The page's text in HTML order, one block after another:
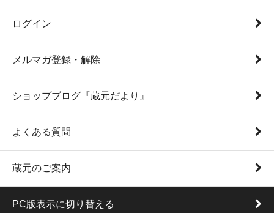
ログイン
メルマガ登録・解除
ショップブログ『蔵元だより』
よくある質問
蔵元のご案内
PC版表示に切り替える